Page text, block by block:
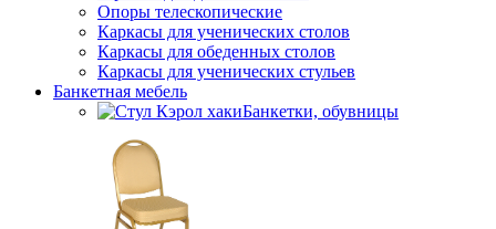
Опоры телескопические
Каркасы для ученических столов
Каркасы для обеденных столов
Каркасы для ученических стульев
Банкетная мебель
Банкетки, обувницы